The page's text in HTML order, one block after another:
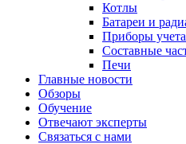
Котлы
Батареи и
Приборы учета
Составные
Печи
Главные новости
Обзоры
Обучение
Отвечают эксперты
Связаться с нами